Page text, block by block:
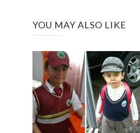
YOU MAY ALSO LIKE